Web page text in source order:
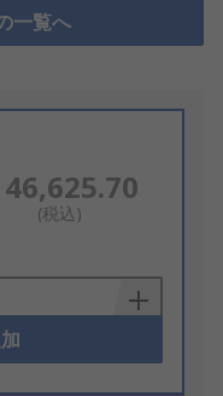
一覧へ
46,625.70
(税込)